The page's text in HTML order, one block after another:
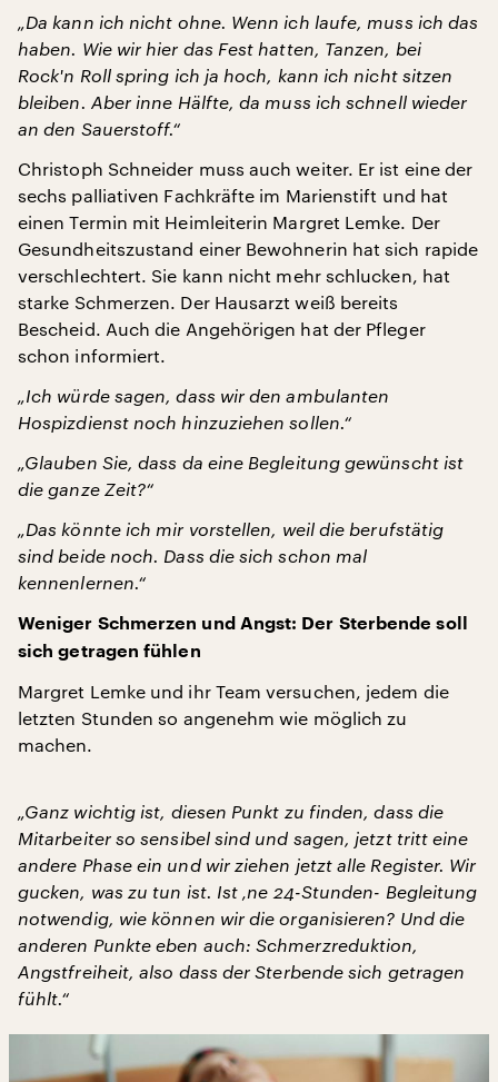
„Da kann ich nicht ohne. Wenn ich laufe, muss ich das
haben. Wie wir hier das Fest hatten, Tanzen, bei
Rock'n Roll spring ich ja hoch, kann ich nicht sitzen
bleiben. Aber inne Hälfte, da muss ich schnell wieder
an den Sauerstoff.“
Christoph Schneider muss auch weiter. Er ist eine der
sechs palliativen Fachkräfte im Marienstift und hat
einen Termin mit Heimleiterin Margret Lemke. Der
Gesundheitszustand einer Bewohnerin hat sich rapide
verschlechtert. Sie kann nicht mehr schlucken, hat
starke Schmerzen. Der Hausarzt weiß bereits
Bescheid. Auch die Angehörigen hat der Pfleger
schon informiert.
„Ich würde sagen, dass wir den ambulanten
Hospizdienst noch hinzuziehen sollen.“
„Glauben Sie, dass da eine Begleitung gewünscht ist
die ganze Zeit?“
„Das könnte ich mir vorstellen, weil die berufstätig
sind beide noch. Dass die sich schon mal
kennenlernen.“
Weniger Schmerzen und Angst: Der Sterbende soll
sich getragen fühlen
Margret Lemke und ihr Team versuchen, jedem die
letzten Stunden so angenehm wie möglich zu
machen.
„Ganz wichtig ist, diesen Punkt zu finden, dass die
Mitarbeiter so sensibel sind und sagen, jetzt tritt eine
andere Phase ein und wir ziehen jetzt alle Register. Wir
gucken, was zu tun ist. Ist ‚ne 24-Stunden- Begleitung
notwendig, wie können wir die organisieren? Und die
anderen Punkte eben auch: Schmerzreduktion,
Angstfreiheit, also dass der Sterbende sich getragen
fühlt.“